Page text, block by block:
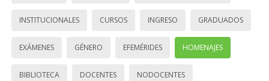
INSTITUCIONALES CURSOS INGRESO GRADUADOS
EXÁMENES GÉNERO EFEMÉRIDES HOMENAJES
BIBLIOTECA DOCENTES NODOCENTES